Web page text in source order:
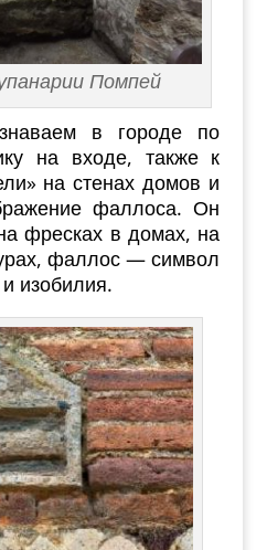
Помпей
в городе по
на входе, также к
на стенах домов и
фаллоса. Он
фресках в домах, на
фаллос — символ
изобилия.